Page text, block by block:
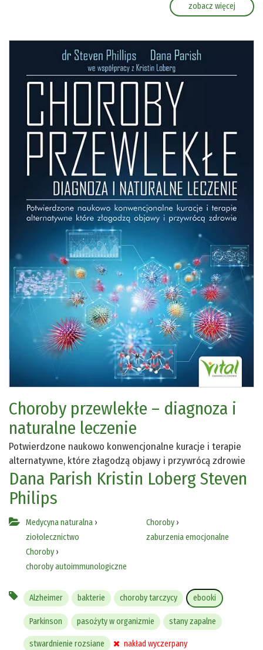
zobacz więcej
Choroby przewlekłe – diagnoza i
naturalne leczenie
Potwierdzone naukowo konwencjonalne kuracje i terapie
alternatywne, które złagodzą objawy i przywrócą zdrowie
Dana Parish Kristin LobergSteven
Philips
Medycyna naturalna ›
ziołolecznictwo
Choroby ›
choroby autoimmunologiczne
Choroby›
zaburzenia emocjonalne
Alzheimer bakterie choroby tarczycy ebooki
Parkinson pasożyty w organizmie stany zapalne
stwardnienie rozsiane nakład wyczerpany